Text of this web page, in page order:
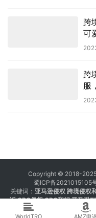
跨
可
跨
服
Copyright © 2018-
蜀ICP备2021015105
关键词： 亚马逊侵权 跨境侵权
诉 GBC侵权 GBC和解 亚马逊
注
WorldTRO AMZ申